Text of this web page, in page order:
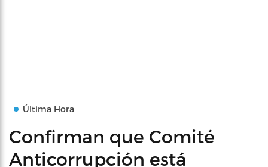
Última Hora
Confirman que Comité
Anticorrupción está